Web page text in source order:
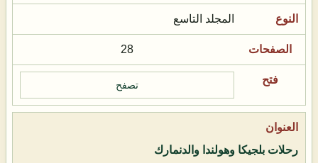
المجلد التاسع
28
تصفح
رحلات بلجيكا وهولندا والدنمارك